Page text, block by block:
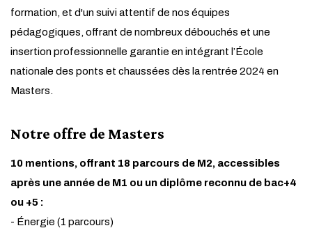
formation, et d'un suivi attentif de nos équipes
pédagogiques, offrant de nombreux débouchés et une
insertion professionnelle garantie en intégrant l’École
nationale des ponts et chaussées dès la rentrée 2024 en
Masters.
Notre offre de Masters
10 mentions, offrant 18 parcours de M2, accessibles
après une année de M1 ou un diplôme reconnu de bac+4
ou +5 :
- Énergie (1 parcours)